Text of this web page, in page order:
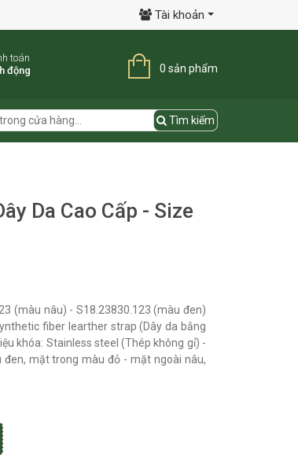
Tài khoản
toán
động
0 sản phẩm
Tìm kiếm
Da Cao Cấp - Size
(màu nâu) - S18.23830.123 (màu đen)
fiber learther strap (Dây da bằng
khóa: Stainless steel (Thép không gỉ) -
đen, mặt trong màu đỏ - mặt ngoài nâu,